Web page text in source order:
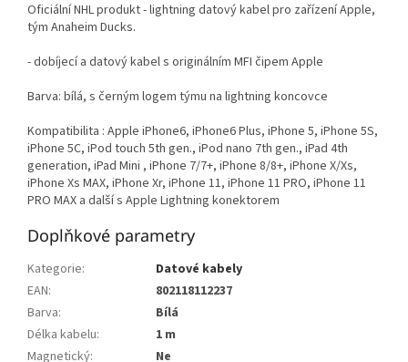
Oficiální NHL produkt - lightning datový kabel pro zařízení Apple,
tým Anaheim Ducks.
- dobíjecí a datový kabel s originálním MFI čipem Apple
Barva: bílá, s černým logem týmu na lightning koncovce
Kompatibilita : Apple iPhone6, iPhone6 Plus, iPhone 5, iPhone 5S,
iPhone 5C, iPod touch 5th gen., iPod nano 7th gen., iPad 4th
generation, iPad Mini , iPhone 7/7+, iPhone 8/8+, iPhone X/Xs,
iPhone Xs MAX, iPhone Xr, iPhone 11, iPhone 11 PRO, iPhone 11
PRO MAX a další s Apple Lightning konektorem
Doplňkové parametry
Kategorie:
Datové kabely
EAN:
802118112237
Barva:
Bílá
Délka kabelu:
1 m
Magnetický:
Ne